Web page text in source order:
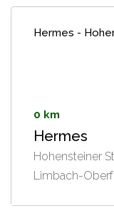
Hermes -
0 km
Hermes
Hohensteiner
Limbach-